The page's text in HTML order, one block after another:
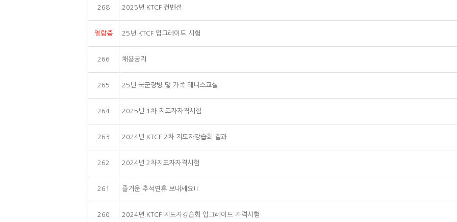
268 2025년 KTCF 컨벤션
열람중 25년 KTCF 업그레이드 시험
266 채용공지
265 25년 국군장병 및 가족 테니스교실
264 2025년 1차 지도자자격시험
263 2024년 KTCF 2차 지도자강습회 결과
262 2024년 2차지도자자격시험
261 즐거운 추석연휴 보내세요!!
260 2024년 KTCF 지도자강습회 업그레이드 자격시험